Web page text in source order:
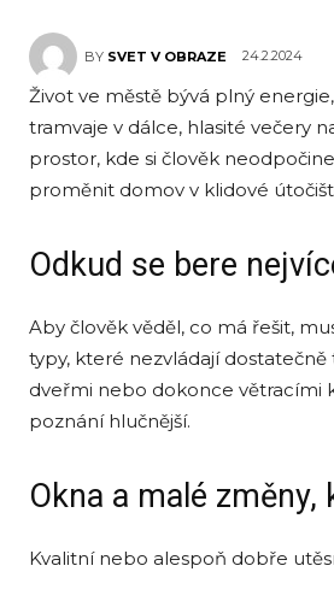
BY SVET V OBRAZE 24.2.2024
Život ve městě bývá plný
tramvaje v dálce, hlasité večery
prostor, kde si člověk
proměnit domov v klidové
Odkud se bere
Aby člověk věděl, co má řešit,
typy, které nezvládají
dveřmi nebo dokonce větracími
poznání hlučnější.
Okna a malé změny,
Kvalitní nebo alespoň dobře